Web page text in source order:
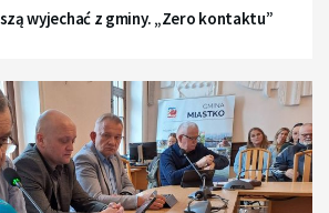
wyjechać z gminy. „Zero kontaktu”